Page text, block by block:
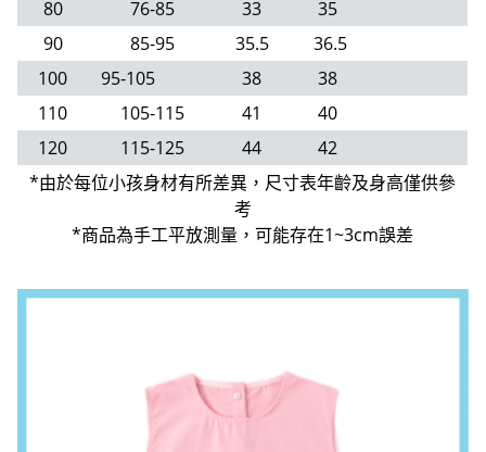
80
76-85 33
35
90
85-95 35.5
36.5
100
95-105 38
38
110
105-115 41
40
120
115-125 44
42
*由於每位小孩身材有所差異，尺寸表年齡及身高僅供參
考
*商品為手工平放測量，可能存在1~3cm誤差